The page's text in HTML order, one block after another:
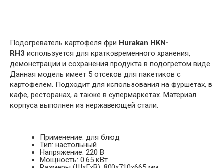
Подогреватель картофеля фри Hurakan HKN-
RH3 используется для кратковременного хранения,
демонстрации и сохранения продукта в подогретом виде.
Данная модель имеет 5 отсеков для пакетиков с
картофелем. Подходит для использования на фуршетах, в
кафе, ресторанах, а также в супермаркетах. Материал
корпуса выполнен из нержавеющей стали.
Применение: для блюд
Тип: настольный
Напряжение: 220 В
Мощность: 0.65 кВт